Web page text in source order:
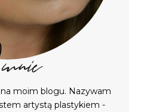
na moim blogu. Nazywam
artystą plastykiem -